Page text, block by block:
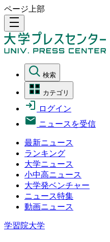
ページ上部
density_medium
検索
カテゴリ
ログイン
ニュースを受信
最新ニュース
ランキング
大学ニュース
小中高ニュース
大学発ベンチャー
ニュース特集
動画ニュース
学習院大学